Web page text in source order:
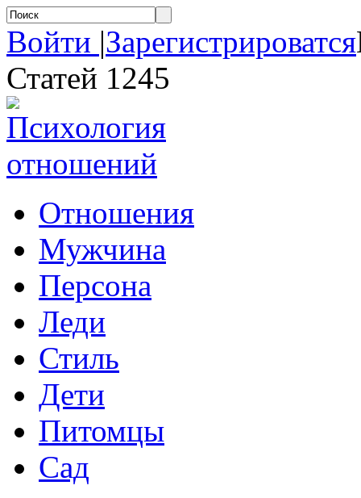
Войти |Зарегистрироватся
Статей 1245
Отношения
Мужчина
Персона
Леди
Стиль
Дети
Питомцы
Сад